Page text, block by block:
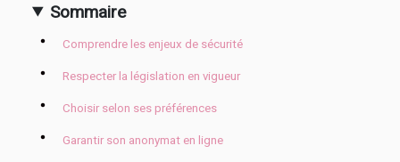
Sommaire
Comprendre les enjeux de sécurité
Respecter la législation en vigueur
Choisir selon ses préférences
Garantir son anonymat en ligne